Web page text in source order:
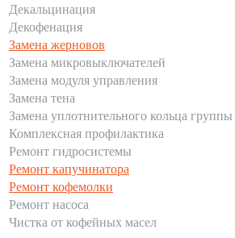
Декальцинация
Декофенация
Замена жерновов
Замена микровыключателей
Замена модуля управления
Замена тена
Замена уплотнительного кольца группы
Комплексная профилактика
Ремонт гидросистемы
Ремонт капучинатора
Ремонт кофемолки
Ремонт насоса
Чистка от кофейных масел